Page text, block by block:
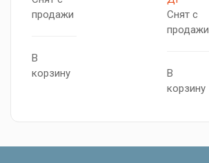
продажи
В
корзину
Снят с
продажи
В
корзину